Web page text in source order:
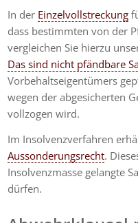
In der Einzelvollstreckung
dass bestimmten von der
vergleichen Sie hierzu
Das sind nicht pfändbare
Vorbehaltseigentümers
wegen der abgesicherten
vollzogen wird.
Im Insolvenzverfahren
Aussonderungsrecht.
Insolvenzmasse gelangte
dürfen.